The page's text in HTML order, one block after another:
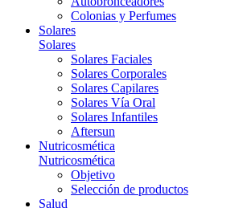
Colonias y Perfumes
Solares
Solares
Solares Faciales
Solares Corporales
Solares Capilares
Solares Vía Oral
Solares Infantiles
Aftersun
Nutricosmética
Nutricosmética
Objetivo
Selección de productos
Salud